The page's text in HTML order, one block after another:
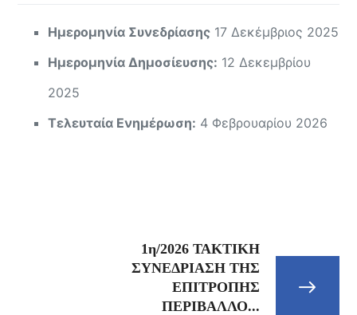
Ημερομηνία Συνεδρίασης 17 Δεκέμβριος 2025
Ημερομηνία Δημοσίευσης: 12 Δεκεμβρίου
2025
Τελευταία Ενημέρωση: 4 Φεβρουαρίου 2026
1η/2026 ΤΑΚΤΙΚΗ
ΣΥΝΕΔΡΙΑΣΗ ΤΗΣ
ΕΠΙΤΡΟΠΗΣ
ΠΕΡΙΒΑΛΛΟ...